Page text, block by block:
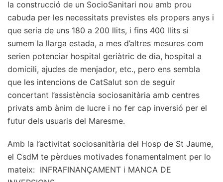
la construcció de un SocioSanitari nou amb prou
cabuda per les necessitats previstes els propers anys i
que seria de uns 180 a 200 llits, i fins 400 llits si
sumem la llarga estada, a mes d’altres mesures com
serien potenciar hospital geriàtric de dia, hospital a
domicili, ajudes de menjador, etc., pero ens sembla
que les intencions de CatSalut son de seguir
concertant l’assistència sociosanitària amb centres
privats amb ànim de lucre i no fer cap inversió per el
futur dels usuaris del Maresme.
Amb la l’activitat sociosanitària del Hosp de St Jaume,
el CsdM te pèrdues motivades fonamentalment per lo
mateix: INFRAFINANÇAMENT i MANCA DE